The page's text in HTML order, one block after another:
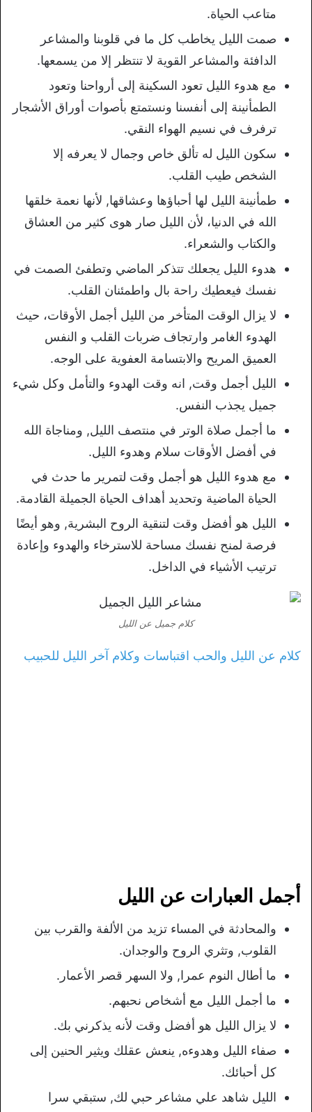
متاعب الحياة.
صمت الليل يخاطب كل ما في قلوبنا والمشاعر
الدافئة والمشاعر القوية لا تنتظر إلا من يسمعها.
مع هدوء الليل تعود السكينة إلى أرواحنا وتعود
الطمأنينة إلى أنفسنا ونستمتع بأصوات أوراق الأشجار
ترفرف في نسيم الهواء النقي.
سكون الليل له تألق خاص وجمال لا يعرفه إلا
الشخص طيب القلب.
طمأنينة الليل لها أحباؤها وعشاقها, لأنها نعمة خلقها
الله في الدنيا، لأن الليل صار هوى كثير من العشاق
والكتاب والشعراء.
هدوء الليل يجعلك تتذكر الماضي وتطفئ الصمت في
نفسك فيعطيك راحة بال واطمئنان القلب.
لا يزال الوقت المتأخر من الليل أجمل الأوقات، حيث
الهدوء الغامر وارتجاف ضربات القلب و النفس
العميق المريح والابتسامة العفوية على الوجه.
الليل أجمل وقت, انه وقت الهدوء والتأمل وكل شيء
جميل يجذب النفس.
ما أجمل صلاة الوتر في منتصف الليل, ومناجاة الله
في أفضل الأوقات سلام وهدوء الليل.
مع هدوء الليل هو أجمل وقت لتمرير ما حدث في
الحياة الماضية وتحديد أهداف الحياة الجميلة القادمة.
الليل هو أفضل وقت لتنقية الروح البشرية, وهو أيضًا
فرصة لمنح نفسك مساحة للاسترخاء والهدوء وإعادة
ترتيب الأشياء في الداخل.
كلام جميل عن الليل
كلام عن الليل والحب اقتباسات وكلام آخر الليل للحبيب
أجمل العبارات عن الليل
والمحادثة في المساء تزيد من الألفة والقرب بين
القلوب, وتثري الروح والوجدان.
ما أطال النوم عمرا, ولا السهر قصر الأعمار.
ما أجمل الليل مع أشخاص نحبهم.
لا يزال الليل هو أفضل وقت لأنه يذكرني بك.
صفاء الليل وهدوءه, ينعش عقلك ويثير الحنين إلى
كل أحبائك.
الليل شاهد علي مشاعر حبي لك, ستبقي سرا